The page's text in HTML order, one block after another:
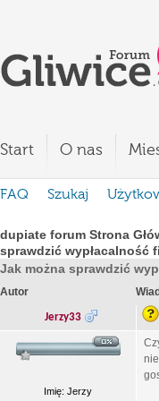
Start O nas
FAQ Szukaj
dupiate forum Strona
sprawdzić wypłacalność
Jak można sprawdzić
Autor
Jerzy33
Imię: Jerzy